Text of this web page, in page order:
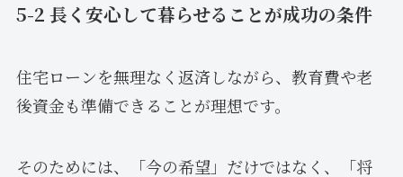
5-2 長く安心して暮らせることが成功の条件
住宅ローンを無理なく返済しながら、教育費や老
後資金も準備できることが理想です。
そのためには、「今の希望」だけではなく、「将